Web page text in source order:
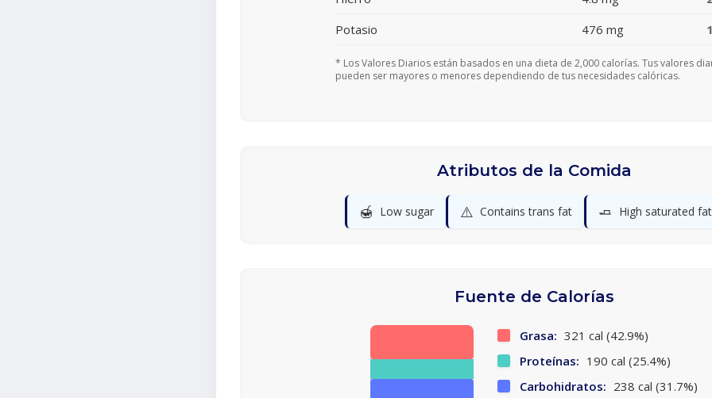
Potasio
476 mg
* Los Valores Diarios están basados en una dieta de 2,000 calorías. Tus valores
pueden ser mayores o menores dependiendo de tus necesidades calóricas.
Atributos de la Comida
🍯 Low sugar ⚠️ Contains trans fat 🧈 High saturated fat
Fuente de Calorías
Grasa: 321 cal (42.9%)
Proteínas: 190 cal (25.4%)
Carbohidratos: 238 cal (31.7%)